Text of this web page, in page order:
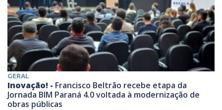
GERAL
Inovação! - Francisco Beltrão recebe etapa da
Jornada BIM Paraná 4.0 voltada à modernização de
obras públicas